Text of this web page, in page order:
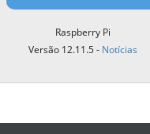
Raspberry Pi
Versão 12.11.5 - Notícias